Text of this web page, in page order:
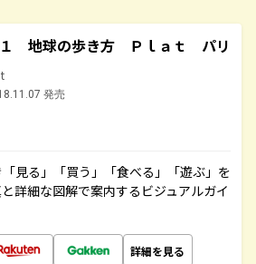
地球の歩き方 Ｐｌａｔ パリ
発売
見る」「買う」「食べる」「遊ぶ」を
詳細な図解で案内するビジュアルガイ
詳細を見る